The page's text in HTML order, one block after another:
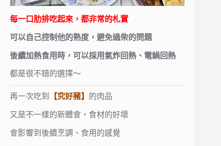
每一口肋排吃起來，都非常的札實
可以自己控制他的熟度，避免過柴的問題
後續加熱食用時，可以採用氣炸回熱、電鍋回熱
都是很不錯的選擇～
再一次吃到 【究好豬】 的肉品
又是不一樣的新體會，食材的好壞
會影響到後續烹調、食用的感覺